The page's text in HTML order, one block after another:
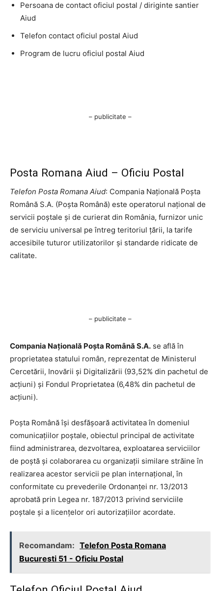
Persoana de contact oficiul postal / diriginte santier
Aiud
Telefon contact oficiul postal Aiud
Program de lucru oficiul postal Aiud
– publicitate –
Posta Romana Aiud – Oficiu Postal
Telefon Posta Romana Aiud: Compania Națională Poșta
Română S.A. (Poșta Română) este operatorul național de
servicii poștale și de curierat din România, furnizor unic
de serviciu universal pe întreg teritoriul țării, la tarife
accesibile tuturor utilizatorilor și standarde ridicate de
calitate.
– publicitate –
Compania Națională Poşta Română S.A. se află în
proprietatea statului român, reprezentat de Ministerul
Cercetării, Inovării şi Digitalizării (93,52% din pachetul de
acţiuni) şi Fondul Proprietatea (6,48% din pachetul de
acţiuni).
Poşta Română îşi desfăşoară activitatea în domeniul
comunicaţiilor poştale, obiectul principal de activitate
fiind administrarea, dezvoltarea, exploatarea serviciilor
de poştă şi colaborarea cu organizaţii similare străine în
realizarea acestor servicii pe plan internaţional, în
conformitate cu prevederile Ordonanţei nr. 13/2013
aprobată prin Legea nr. 187/2013 privind serviciile
poştale şi a licenţelor ori autorizaţiilor acordate.
Recomandam: Telefon Posta Romana
Bucuresti 51 - Oficiu Postal